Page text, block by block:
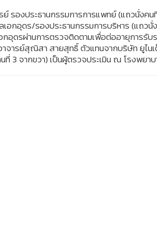
รองประธานกรรมการการแพทย์ (แถวนั่งค
อกอุดร/รองประธานกรรมการบริหาร (แถว
กอุดรผ่านการตรวจติดตามเพื่อต่ออายุการรั
าจารย์สุณิสา สายสุทธิ์ ตัวแทนจากบริษัท ยูไน
ที่ 3 จากขวา) เป็นผู้ตรวจประเมิน ณ โรงพยา